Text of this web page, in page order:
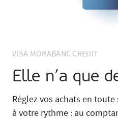
VISA MORABANC CREDIT
Elle n’a que
Réglez vos achats en
à votre rythme : au